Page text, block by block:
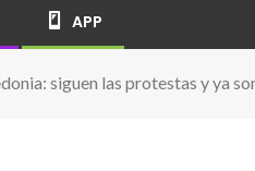
APP
siguen las protestas y ya